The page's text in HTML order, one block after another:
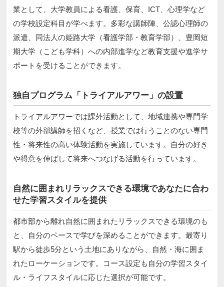
業として、大学教員による看護、保育、ICT、心理学など
の学校設定科目が学べます。多彩な講師陣、公認心理師の
派遣、同法人の姫路大学（看護学部・教育学部）、豊岡短
期大学（こども学科）への内部進学など教育支援や進学サ
ポートを受けることができます。
独自プログラム「トライアルアワー」の設置
トライアルアワーでは課外活動として、地域連携や専門学
校等の外部講師を招くなど、授業では行うことのない専門
性・将来性の高い体験活動を実施しています。自分の好き
や得意を伸ばして将来へつなげる活動を行っています。
自然に囲まれリラックスできる環境であなたに合わ
せた学習スタイルを提供
都市部から離れ自然に囲まれたリラックスできる環境のも
と、自分のペースで学びを深めることができます。最寄り
駅から徒歩5分という土地にありながら、自然・海に囲ま
れたローケーションです。コース設定も自分の学習スタイ
ル・ライフスタイルに応じた選択が可能です。